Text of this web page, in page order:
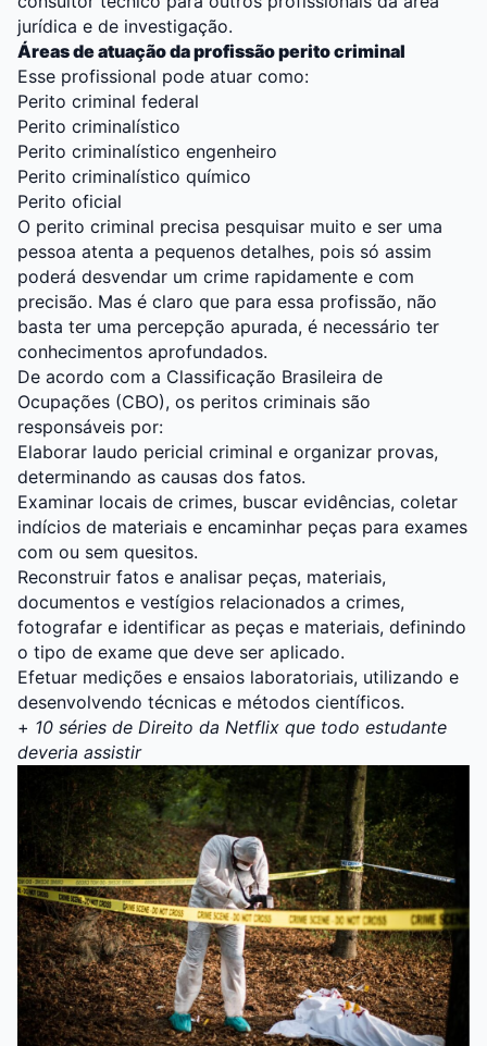
jurídica e de investigação.
Áreas de atuação da profissão perito criminal
Esse profissional pode atuar como:
Perito criminal federal
Perito criminalístico
Perito criminalístico engenheiro
Perito criminalístico químico
Perito oficial
O perito criminal precisa pesquisar muito e ser uma
pessoa atenta a pequenos detalhes, pois só assim
poderá desvendar um crime rapidamente e com
precisão. Mas é claro que para essa profissão, não
basta ter uma percepção apurada, é necessário ter
conhecimentos aprofundados.
De acordo com a Classificação Brasileira de
Ocupações (CBO), os peritos criminais são
responsáveis por:
Elaborar laudo pericial criminal e organizar provas,
determinando as causas dos fatos.
Examinar locais de crimes, buscar evidências, coletar
indícios de materiais e encaminhar peças para exames
com ou sem quesitos.
Reconstruir fatos e analisar peças, materiais,
documentos e vestígios relacionados a crimes,
fotografar e identificar as peças e materiais, definindo
o tipo de exame que deve ser aplicado.
Efetuar medições e ensaios laboratoriais, utilizando e
desenvolvendo técnicas e métodos científicos.
+ 10 séries de Direito da Netflix que todo estudante
deveria assistir